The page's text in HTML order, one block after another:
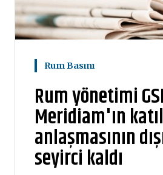
Rum Basını
Rum yönetimi
Meridiam'ın
anlaşmasının
seyirci kaldı